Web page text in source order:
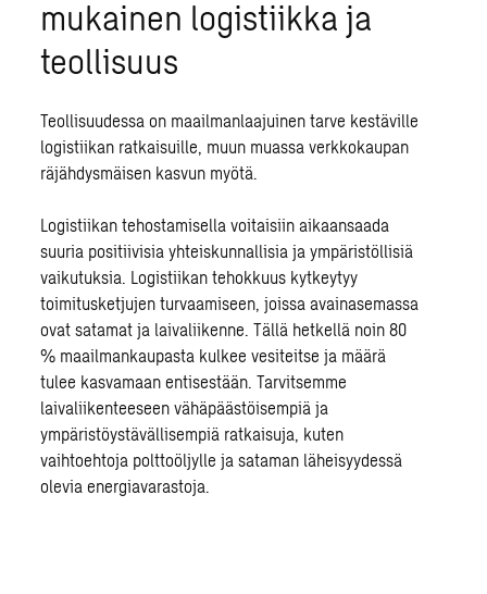
mukainen logistiikka ja
teollisuus
Teollisuudessa on maailmanlaajuinen tarve kestäville
logistiikan ratkaisuille, muun muassa verkkokaupan
räjähdysmäisen kasvun myötä.
Logistiikan tehostamisella voitaisiin aikaansaada
suuria positiivisia yhteiskunnallisia ja ympäristöllisiä
vaikutuksia. Logistiikan tehokkuus kytkeytyy
toimitusketjujen turvaamiseen, joissa avainasemassa
ovat satamat ja laivaliikenne. Tällä hetkellä noin 80
% maailmankaupasta kulkee vesiteitse ja määrä
tulee kasvamaan entisestään. Tarvitsemme
laivaliikenteeseen vähäpäästöisempiä ja
ympäristöystävällisempiä ratkaisuja, kuten
vaihtoehtoja polttoöljylle ja sataman läheisyydessä
olevia energiavarastoja.